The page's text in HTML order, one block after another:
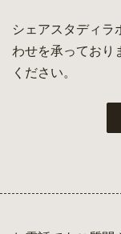
シェアスタディラ
わせを承っており
ください。